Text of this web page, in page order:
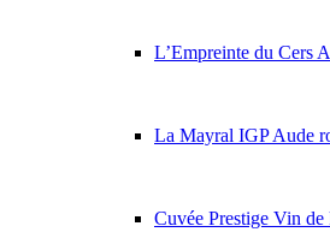
L’Empreinte du Cers
La Mayral IGP Aude
Cuvée Prestige Vin de